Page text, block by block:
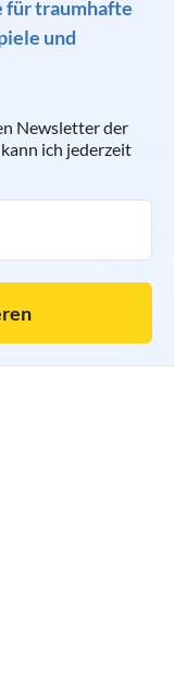
für traumhafte
und
Newsletter der
ich jederzeit